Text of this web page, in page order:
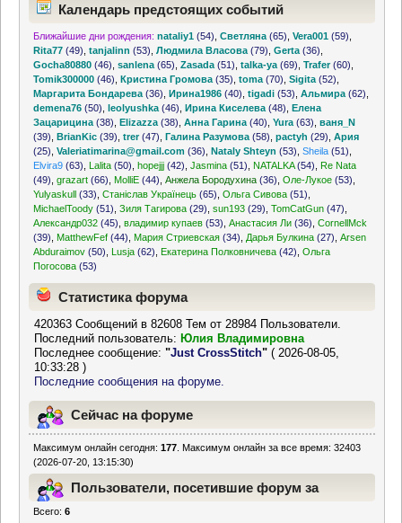
Календарь предстоящих событий
Ближайшие дни рождения: nataliy1 (54) ,Светляна (65) ,Vera001 (59)
Rita77 (49) ,tanjalinn (53) ,Людмила Власова (79) ,Gerta (36)
Gocha80880 (46) ,sanlena (65) ,Zasada (51) ,talka-ya (69) ,Trafer(60)
Tomik300000 (46) ,Кристина Громова (35) ,toma (70) ,Sigita (52)
Маргарита Бондарева (36) ,Ирина1986 (40) ,tigadi (53) ,Альмира (62)
demena76 (50) ,leolyushka (46) ,Ирина Киселева (48) ,Елена
Зацарицина (38) ,Elizazza (38) ,Анна Гарина (40) ,Yura (63) ,ваня_N
(39) ,BrianKic (39) ,trer(47) ,Галина Разумова (58) ,pactyh (29) ,Ария
(25) ,Valeriatimarina@gmail.com (36) ,Nataly Shteyn (53) ,Sheila (51)
Elvira9 (63) Lalita (50) ,hopejjj (42) ,Jasmina (51) NATALKA(54)
Re Nata
(49) ,grazart (66) MolliE (44) ,Анжела Бородухина (36) ,Оле-Лукое (53)
Yulyaskull (33) ,Станіслав Українець (65) ,Ольга Сивова (51)
MichaelToody (51) ,Зиля Тагирова (29) ,sun193 (29) ,TomCatGun (47)
Александр032 (45) ,владимир купаев (53) ,Анастасия Ли (36) ,CornellMck
(39)
MatthewFef (44) Мария Стриевская (34) Дарья Булкина (27) ,Arsen
Abduraimov (50) Lusja (62) Екатерина Полковничева (42) ,Ольга
Погосова (53)
Статистика форума
420363 Сообщений в 82608 Тем от 28984 Пользователи.
Последний пользователь: Юлия Владимировна
Последнее сообщение:"Just CrossStitch" ( 2026-08-05,
10:33:28 )
Последние сообщения на форуме.
Сейчас на форуме
Максимум онлайн сегодня:177 . Максимум онлайн за все время: 32403
(2026-07-20, 13:15:30)
Пользователи, посетившие форум за
Всего:6